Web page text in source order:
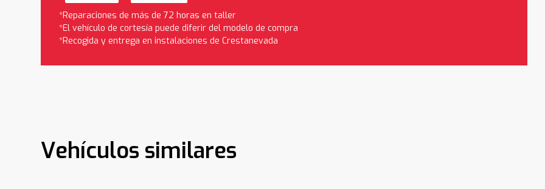
*Reparaciones de más de 72 horas en taller
*El vehículo de cortesía puede diferir del modelo de compra
*Recogida y entrega en instalaciones de Crestanevada
Vehículos similares